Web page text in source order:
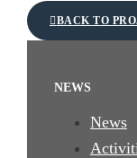
BACK TO
NEWS
News